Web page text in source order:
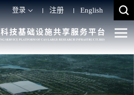
登录 注册 English